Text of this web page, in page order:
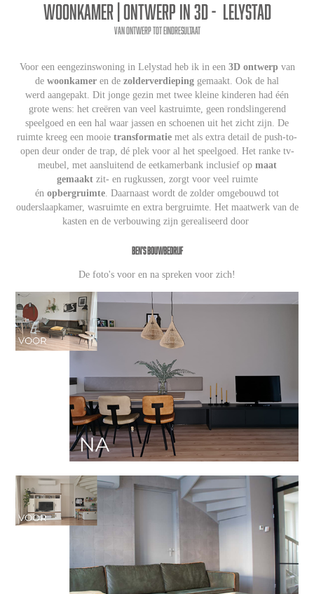
woonkamer | ontwerp in 3D -  Lelystad
van ontwerp tot eindresultaat
Voor een eengezinswoning in Lelystad heb ik in een 3D ontwerp van
de woonkamer en de zolderverdieping gemaakt. Ook de hal
werd aangepakt. Dit jonge gezin met twee kleine kinderen had één
grote wens: het creëren van veel kastruimte, geen rondslingerend
speelgoed en een hal waar jassen en schoenen uit het zicht zijn. De
ruimte kreeg een mooie transformatie met als extra detail de push-to-
open deur onder de trap, dé plek voor al het speelgoed. Het ranke tv-
meubel, met aansluitend de eetkamerbank inclusief op maat
gemaaktzit- en rugkussen, zorgt voor veel ruimte
én opbergruimte. Daarnaast wordt de zolder omgebouwd tot
ouderslaapkamer, wasruimte en extra bergruimte. Het maatwerk van de
kasten en de verbouwing zijn gerealiseerd door ​​​​​​​
Ben's bouwbedrijf
De foto's voor en na spreken voor zich!